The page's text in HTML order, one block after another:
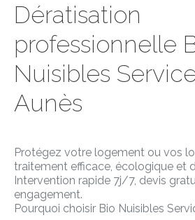
Dératisation
professionnelle
Nuisibles
Aunès
Protégez votre logement ou vos
traitement efficace, écologique et
Intervention rapide 7j/7, devis
engagement.
Pourquoi choisir Bio Nuisibles